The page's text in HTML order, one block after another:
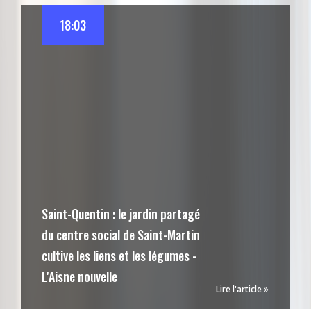
Saint-Quentin : le jardin partagé
du centre social de Saint-Martin
cultive les liens et les légumes -
L'Aisne nouvelle
18:03
Lire l'article